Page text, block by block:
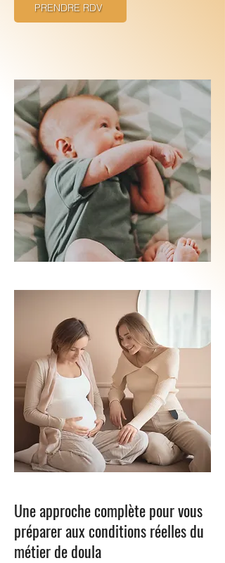
PRENDRE RDV
Une approche complète pour vous
préparer aux conditions réelles du
métier de doula